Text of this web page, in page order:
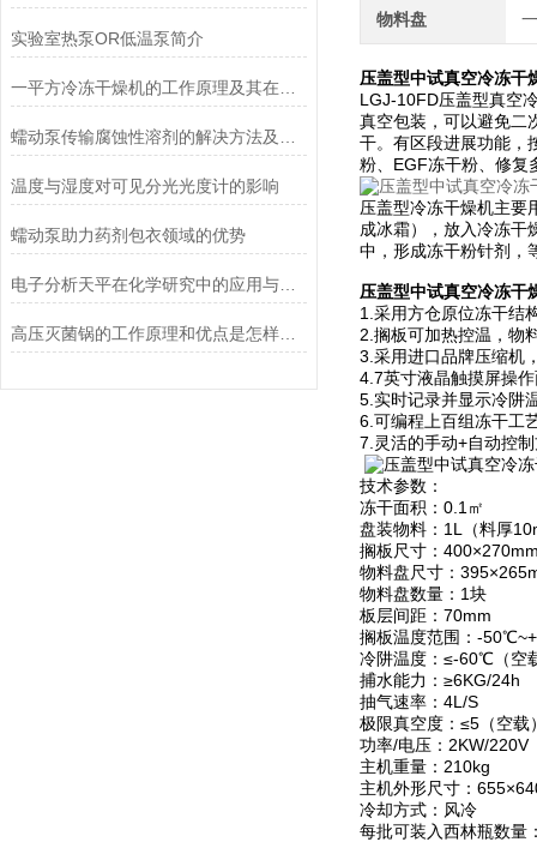
实验室热泵OR低温泵简介
一平方冷冻干燥机的工作原理及其在材料科学中的重要性
温度与湿度对可见分光光度计的影响
蠕动泵助力药剂包衣领域的优势
电子分析天平在化学研究中的应用与优势说明
高压灭菌锅的工作原理和优点是怎样的？
物料盘
压盖型中试真空冷冻干
LGJ-10FD压盖型真空
真空包装，可以避免二
干。有区段进展功能，
粉、EGF冻干粉、修复
压盖型冷冻干燥机主要
成冰霜），放入冷冻干
中，形成冻干粉针剂，
压盖型中试真空冷冻干
1.采用方仓原位冻干结
2.搁板可加热控温，物
3.采用进口品牌压缩机
4.7英寸液晶触摸屏操
5.实时记录并显示冷阱
6.可编程上百组冻干工
7.灵活的手动+自动控
技术参数：
冻干面积：0.1㎡
盘装物料：1L（料厚
搁板尺寸：
物料盘尺寸：
物料盘数量：1块
板层间距：70mm
搁板温度范围：-
冷阱温度：≤-60℃（空
捕水能力：≥6KG/24h
抽气速率：4L/S
极限真空度：≤5（空
功率/电压：2KW/220V
主机重量：210kg
主机外形尺寸：
冷却方式：风冷
每批可装入西林瓶数量